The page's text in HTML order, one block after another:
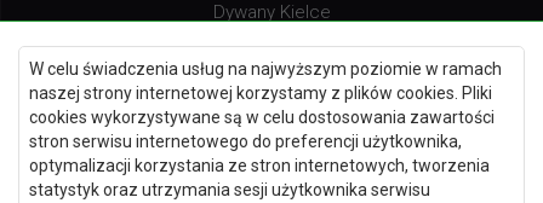
W celu świadczenia usług na najwyższym poziomie w ramach
naszej strony internetowej korzystamy z plików cookies. Pliki
cookies wykorzystywane są w celu dostosowania zawartości
stron serwisu internetowego do preferencji użytkownika,
optymalizacji korzystania ze stron internetowych, tworzenia
statystyk oraz utrzymania sesji użytkownika serwisu
Dywany Kielce
Dywany Gdańsk
Dywany Toruń
Dywany Bydgoszcz